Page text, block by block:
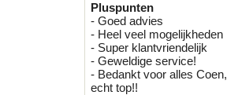
Pluspunten
- Goed advies
- Heel veel mogelijkheden
- Super klantvriendelijk
- Geweldige service!
- Bedankt voor alles Coen,
echt top!!